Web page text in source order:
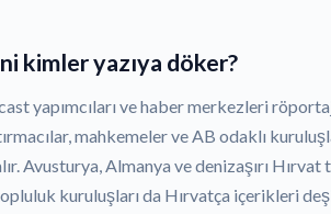
kimler yazıya döker?
yapımcıları ve haber merkezleri
mahkemeler ve AB odaklı
Avusturya, Almanya ve denizaşırı
kuruluşları da Hırvatça içerikleri